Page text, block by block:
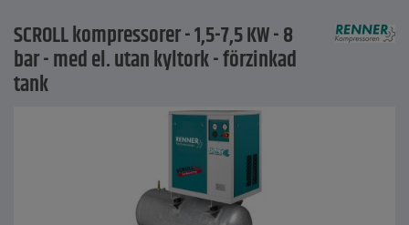
SCROLL kompressorer - 1,5-7,5 KW - 8
bar - med el. utan kyltork - förzinkad
tank